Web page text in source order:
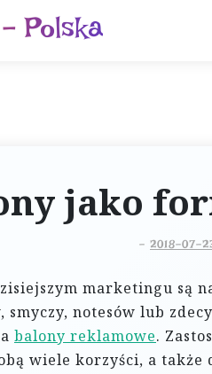
Polska
jako
- 2018-07-
marketingu są
smyczy, notesów lub
balony reklamowe.
wiele korzyści, a